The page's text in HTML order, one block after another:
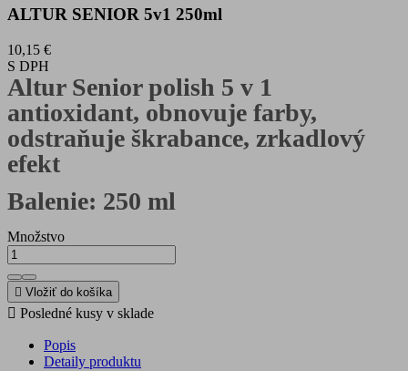
ALTUR SENIOR 5v1 250ml
10,15 €
S DPH
Altur Senior polish 5 v 1
antioxidant, obnovuje farby,
odstraňuje škrabance, zrkadlový
efekt
Balenie: 250 ml
Množstvo
 Vložiť do košíka
 Posledné kusy v sklade
Popis
Detaily produktu